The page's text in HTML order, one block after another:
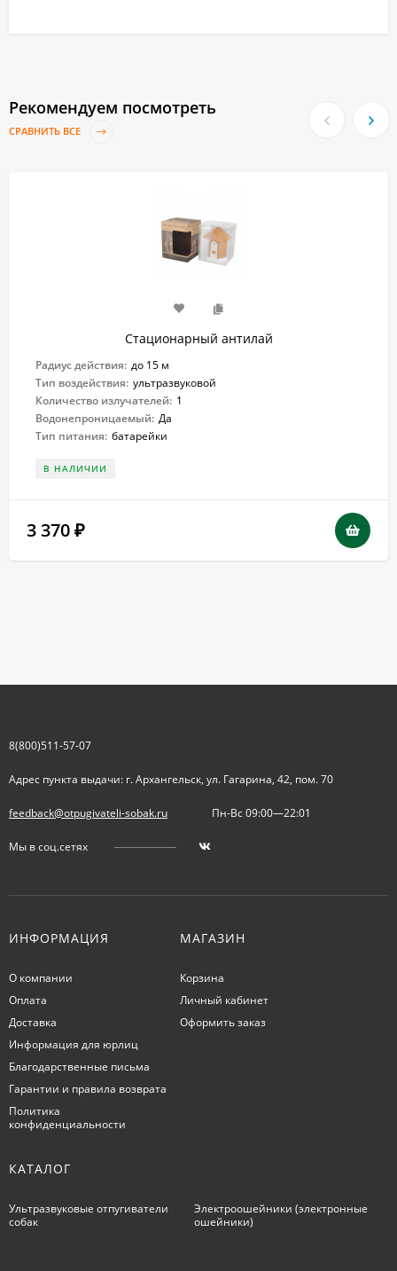
Рекомендуем посмотреть
СРАВНИТЬ ВСЕ
Стационарный антилай
Радиус действия: до 15 м
Тип воздействия: ультразвуковой
Количество излучателей: 1
Водонепроницаемый: Да
Тип питания: батарейки
В НАЛИЧИИ
3 370 ₽
8(800)511-57-07
Адрес пункта выдачи: г. Архангельск, ул. Гагарина, 42, пом. 70
feedback@otpugivateli-sobak.ru Пн-Вс 09:00—22:01
Мы в соц.сетях
ИНФОРМАЦИЯ
О компании
Оплата
Доставка
Информация для юрлиц
Благодарственные письма
Гарантии и правила возврата
Политика
конфиденциальности
МАГАЗИН
Корзина
Личный кабинет
Оформить заказ
КАТАЛОГ
Ультразвуковые отпугиватели
собак
Электроошейники (электронные
ошейники)